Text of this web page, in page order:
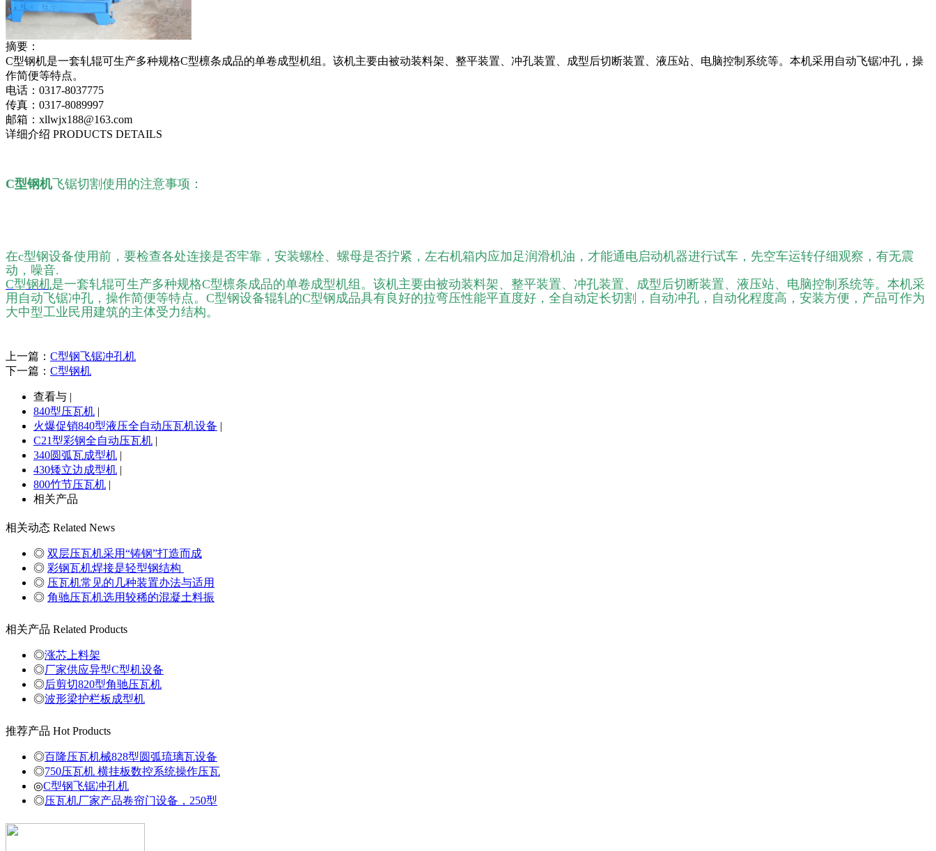
摘要：
C型钢机是一套轧辊可生产多种规格C型檩条成品的单卷成型机组。该机主要由被动装料架、整平装置、冲孔装置、成型后切断装置、液压站、电脑控制系统等。本机采用自动飞锯冲孔，操
作简便等特点。
电话：0317-8037775
传真：0317-8089997
邮箱：xllwjx188@163.com
详细介绍 PRODUCTS DETAILS
C型钢机飞锯切割 使用的注意事项：
在c型钢设备使用前，要检查各处连接是否牢靠，安装螺栓、螺母是否拧紧，左右机箱内应加足润滑机油，才能通电启动机器进行试车，先空车运转仔细观察，有无震
动，噪音.
C型钢机是一套轧辊可生产多种规格C型檩条成品的单卷成型机组。该机主要由被动装料架、整平装置、冲孔装置、成型后切断装置、液压站、电脑控制系统等。本机采
用自动飞锯冲孔，操作简便等特点。C型钢设备辊轧的C型钢成品具有良好的拉弯压性能平直度好，全自动定长切割，自动冲孔，自动化程度高，安装方便，产品可作为
大中型工业民用建筑的主体受力结构。
上一篇： C型钢飞锯冲孔机
下一篇： C型钢机
查看与 |
840型压瓦机 |
火爆促销840型液压全自动压瓦机设备 |
C21型彩钢全自动压瓦机 |
340圆弧瓦成型机 |
430矮立边成型机 |
800竹节压瓦机 |
相关产品
相关动态 Related News
◎ 双层压瓦机采用“铸钢”打造而成
◎ 彩钢瓦机焊接是轻型钢结构
◎ 压瓦机常见的几种装置办法与适用
◎ 角驰压瓦机选用较稀的混凝土料振
相关产品 Related Products
◎涨芯上料架
◎厂家供应异型C型机设备
◎后剪切820型角驰压瓦机
◎波形梁护栏板成型机
推荐产品 Hot Products
◎百隆压瓦机械828型圆弧琉璃瓦设备
◎750压瓦机 横挂板数控系统操作压瓦
◎C型钢飞锯冲孔机
◎压瓦机厂家产品卷帘门设备，250型